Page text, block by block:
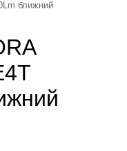
ближний